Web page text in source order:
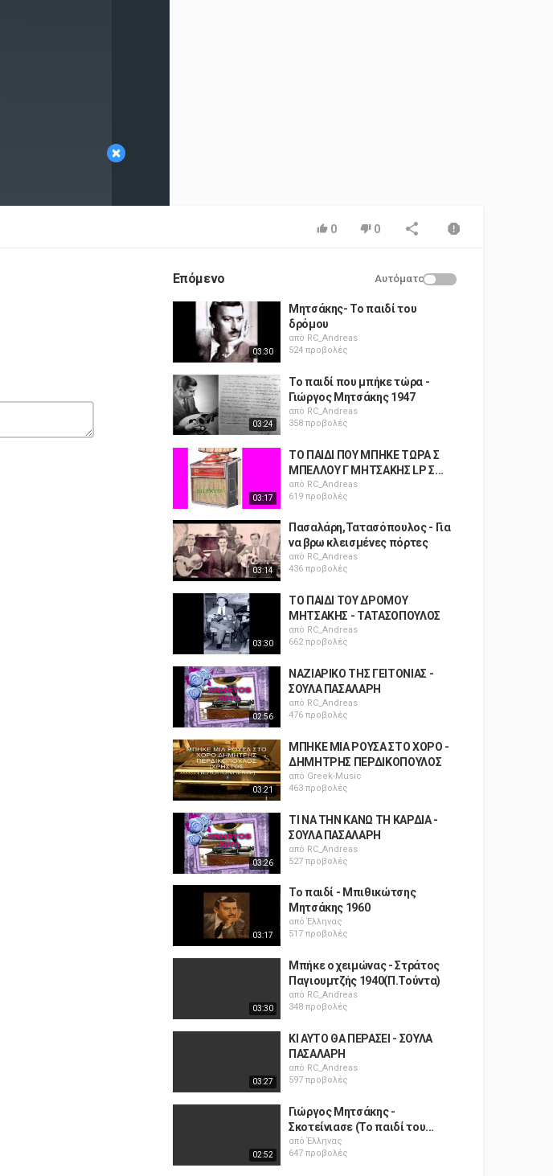
×
0 0
Επόμενο Αυτόματο
03:30
Μητσάκης- Το παιδί του
δρόμου
από RC_Andreas
524 προβολές
03:24
To παιδί που μπήκε τώρα -
Γιώργος Μητσάκης 1947
από RC_Andreas
358 προβολές
03:17
ΤΟ ΠΑΙΔΙ ΠΟΥ ΜΠΗΚΕ ΤΩΡΑ Σ
ΜΠΕΛΛΟΥ Γ ΜΗΤΣΑΚΗΣ LP Σ...
από RC_Andreas
619 προβολές
03:14
Πασαλάρη,Τατασόπουλος - Για
να βρω κλεισμένες πόρτες
από RC_Andreas
436 προβολές
03:30
ΤΟ ΠΑΙΔΙ ΤΟΥ ΔΡΟΜΟΥ
ΜΗΤΣΑΚΗΣ - ΤΑΤΑΣΟΠΟΥΛΟΣ
από RC_Andreas
662 προβολές
02:56
ΝΑΖΙΑΡΙΚΟ ΤΗΣ ΓΕΙΤΟΝΙΑΣ -
ΣΟΥΛΑ ΠΑΣΑΛΑΡΗ
από RC_Andreas
476 προβολές
03:21
ΜΠΗΚΕ ΜΙΑ ΡΟΥΣΑ ΣΤΟ ΧΟΡΟ -
ΔΗΜΗΤΡΗΣ ΠΕΡΔΙΚΟΠΟΥΛΟΣ
από Greek-Music
463 προβολές
03:26
ΤΙ ΝΑ ΤΗΝ ΚΑΝΩ ΤΗ ΚΑΡΔΙΑ -
ΣΟΥΛΑ ΠΑΣΑΛΑΡΗ
από RC_Andreas
527 προβολές
03:17
Το παιδί - Μπιθικώτσης
Μητσάκης 1960
απόΈλληνας
517 προβολές
03:30
Μπήκε ο χειμώνας - Στράτος
Παγιουμτζής 1940(Π.Τούντα)
από RC_Andreas
348 προβολές
03:27
ΚΙ ΑΥΤΟ ΘΑ ΠΕΡΑΣΕΙ - ΣΟΥΛΑ
ΠΑΣΑΛΑΡΗ
από RC_Andreas
597 προβολές
02:52
Γιώργος Μητσάκης -
Σκοτείνιασε (Το παιδί του...
απόΈλληνας
647 προβολές